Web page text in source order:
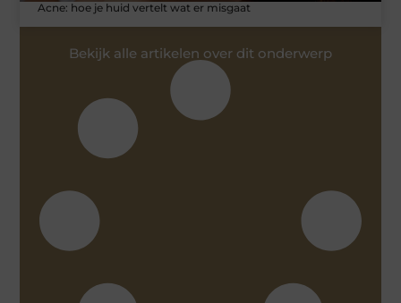
Acne: hoe je huid vertelt wat er misgaat
Bekijk alle artikelen over dit onderwerp